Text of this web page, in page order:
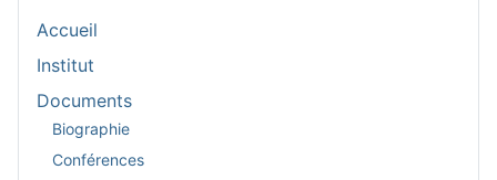
Accueil
Institut
Documents
Biographie
Conférences